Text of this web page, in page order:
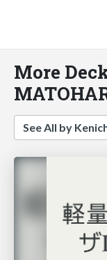
More
See All by